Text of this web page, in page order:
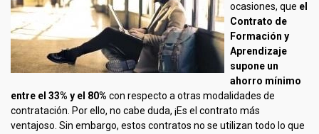
ocasiones, que el
Contrato de
Formación y
Aprendizaje
supone un
ahorro mínimo
entre el 33% y el 80% con respecto a otras modalidades de
contratación. Por ello, no cabe duda, ¡Es el contrato más
ventajoso. Sin embargo, estos contratos no se utilizan todo lo que